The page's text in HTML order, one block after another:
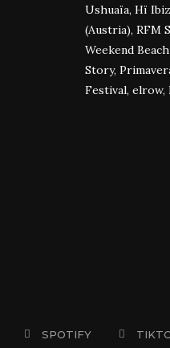
Ushuaïa, Hï
(Austria), RFM
Weekend
Story,
Festival,
SPOTIFY